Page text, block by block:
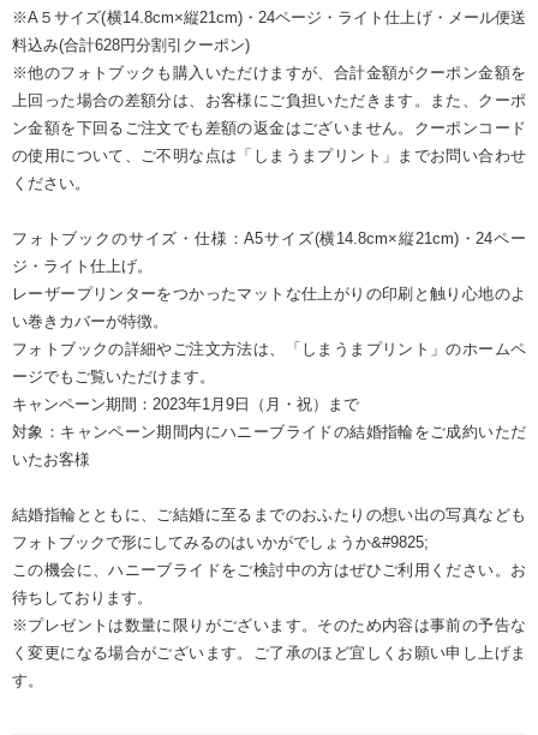
※A５サイズ(横14.8cm×縦21cm)・24ページ・ライト仕上げ・メール便送
料込み(合計628円分割引クーポン)
※他のフォトブックも購入いただけますが、合計金額がクーポン金額を
上回った場合の差額分は、お客様にご負担いただきます。また、クーポ
ン金額を下回るご注文でも差額の返金はございません。クーポンコード
の使用について、ご不明な点は「しまうまプリント」までお問い合わせ
ください。
フォトブックのサイズ・仕様：A5サイズ(横14.8cm×縦21cm)・24ペー
ジ・ライト仕上げ。
レーザープリンターをつかったマットな仕上がりの印刷と触り心地のよ
い巻きカバーが特徴。
フォトブックの詳細やご注文方法は、「しまうまプリント」のホームペ
ージでもご覧いただけます。
キャンペーン期間：2023年1月9日（月・祝）まで
対象：キャンペーン期間内にハニーブライドの結婚指輪をご成約いただ
いたお客様
結婚指輪とともに、ご結婚に至るまでのおふたりの想い出の写真なども
フォトブックで形にしてみるのはいかがでしょうか&#9825;
この機会に、ハニーブライドをご検討中の方はぜひご利用ください。お
待ちしております。
※プレゼントは数量に限りがございます。そのため内容は事前の予告な
く変更になる場合がございます。ご了承のほど宜しくお願い申し上げま
す。